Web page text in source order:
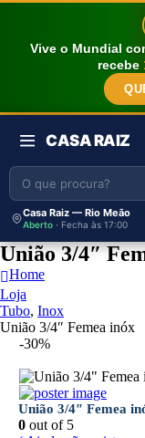
Vive o Mundial
recebe
CASA RAIZ
Casa Raiz — Rio Meão
Aberto · Fecha às 17:00
União 3/4″
Home
Loja
Tubo, Inox
União 3/4″ Femea inóx
-30%
União 3/4″ Femea
0 out of 5